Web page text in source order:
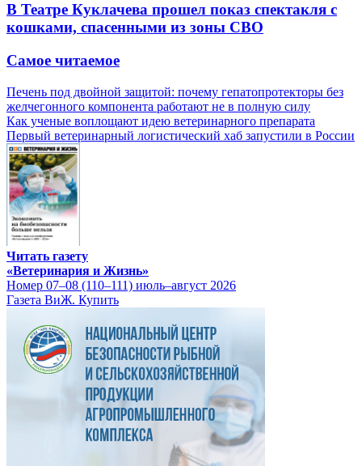
В Театре Куклачева прошел показ спектакля с
кошками, спасенными из зоны СВО
Самое читаемое
Печень под двойной защитой: почему гепатопротекторы без
желчегонного компонента работают не в полную силу
Как ученые воплощают идею ветеринарного препарата
Первый ветеринарный логистический хаб запустили в России
Читать газету
«Ветеринария и Жизнь»
Номер 07–08 (110–111) июль–август 2026
Газета ВиЖ. Купить